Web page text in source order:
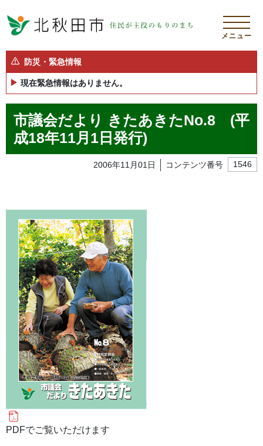
メニュー
防災・緊急情報
現在緊急情報はありません。
市議会だより きたあきたNo.8 (平
成18年11月1日発行)
2006年11月01日 コンテンツ番号 1546
PDFでご覧いただけます